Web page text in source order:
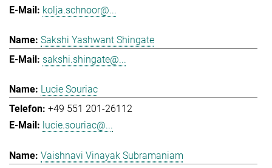
kolja.schnoor@...
Sakshi Yashwant Shingate
sakshi.shingate@...
Lucie Souriac
+49 551 201-26112
lucie.souriac@...
Vaishnavi Vinayak Subramaniam